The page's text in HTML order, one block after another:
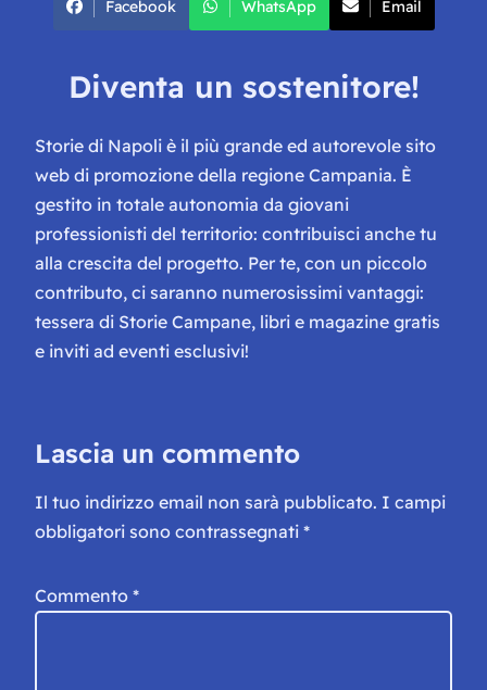
Facebook WhatsApp Email
Diventa un sostenitore!
Storie di Napoli è il più grande ed autorevole sito
web di promozione della regione Campania. È
gestito in totale autonomia da giovani
professionisti del territorio: contribuisci anche tu
alla crescita del progetto. Per te, con un piccolo
contributo, ci saranno numerosissimi vantaggi:
tessera di Storie Campane, libri e magazine gratis
e inviti ad eventi esclusivi!
Lascia un commento
Il tuo indirizzo email non sarà pubblicato. I campi
obbligatori sono contrassegnati *
Commento *